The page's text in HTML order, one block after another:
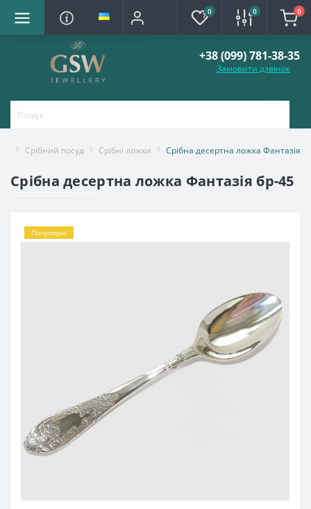
0 0 0
+38 (099) 781-38-35
Замовити дзвінок
Срібний посуд Срібні ложки Срібна десертна ложка Фантазія
Срібна десертна ложка Фантазія бр-45
Популярні